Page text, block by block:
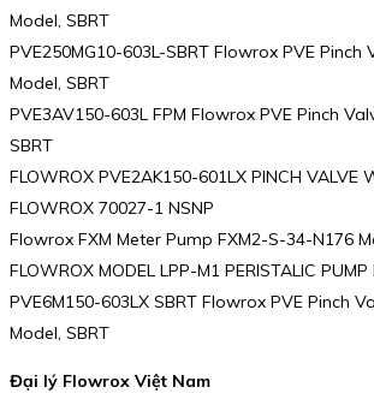
Model, SBRT
PVE250MG10-603L-SBRT Flowrox PVE Pinch
Model, SBRT
PVE3AV150-603L FPM Flowrox PVE Pinch
SBRT
FLOWROX PVE2AK150-601LX PINCH VALVE
FLOWROX 70027-1 NSNP
Flowrox FXM Meter Pump FXM2-S-34-N176
FLOWROX MODEL LPP-M1 PERISTALIC
PVE6M150-603LX SBRT Flowrox PVE Pinch
Model, SBRT
Đại lý Flowrox Việt Nam